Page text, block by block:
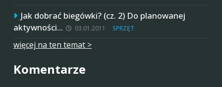
Jak dobrać biegówki? (cz. 2) Do planowanej
aktywności…
03.01.2011 SPRZĘT
więcej na ten temat >
Komentarze